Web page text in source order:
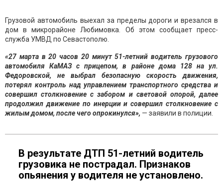
Грузовой автомобиль выехал за пределы дороги и врезался в
дом в микрорайоне Любимовка. Об этом сообщает пресс-
служба УМВД по Севастополю.
«27 марта в 20 часов 20 минут 51-летний водитель грузового
автомобиля КаМАЗ с прицепом, в районе дома 128 на ул.
Федоровской, не выбрал безопасную скорость движения,
потерял контроль над управлением транспортного средства и
совершил столкновение с забором и световой опорой, далее
продолжил движение по инерции и совершил столкновение с
жилым домом, после чего опрокинулся», — заявили в полиции.
В результате ДТП 51-летний водитель
грузовика не пострадал. Признаков
опьянения у водителя не установлено.